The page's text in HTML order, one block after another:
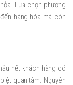
chọn phương
hàng hóa mà còn
hết khách hàng có
quan tâm. Nguyên